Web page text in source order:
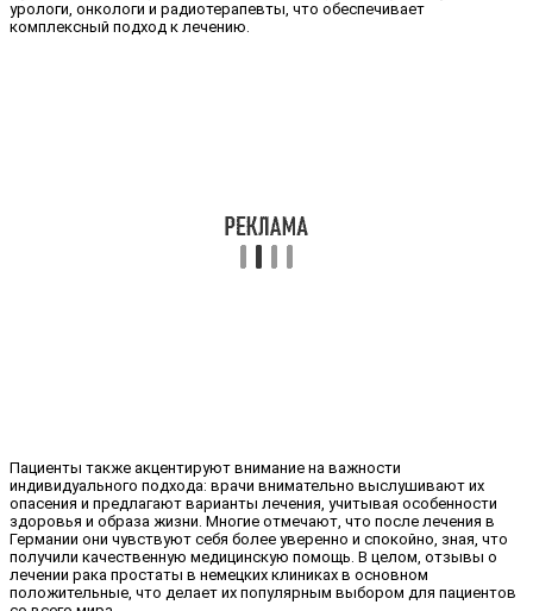
урологи, онкологи и радиотерапевты, что обеспечивает
комплексный подход к лечению.
Пациенты также акцентируют внимание на важности
индивидуального подхода: врачи внимательно выслушивают их
опасения и предлагают варианты лечения, учитывая особенности
здоровья и образа жизни. Многие отмечают, что после лечения в
Германии они чувствуют себя более уверенно и спокойно, зная, что
получили качественную медицинскую помощь. В целом, отзывы о
лечении рака простаты в немецких клиниках в основном
положительные, что делает их популярным выбором для пациентов